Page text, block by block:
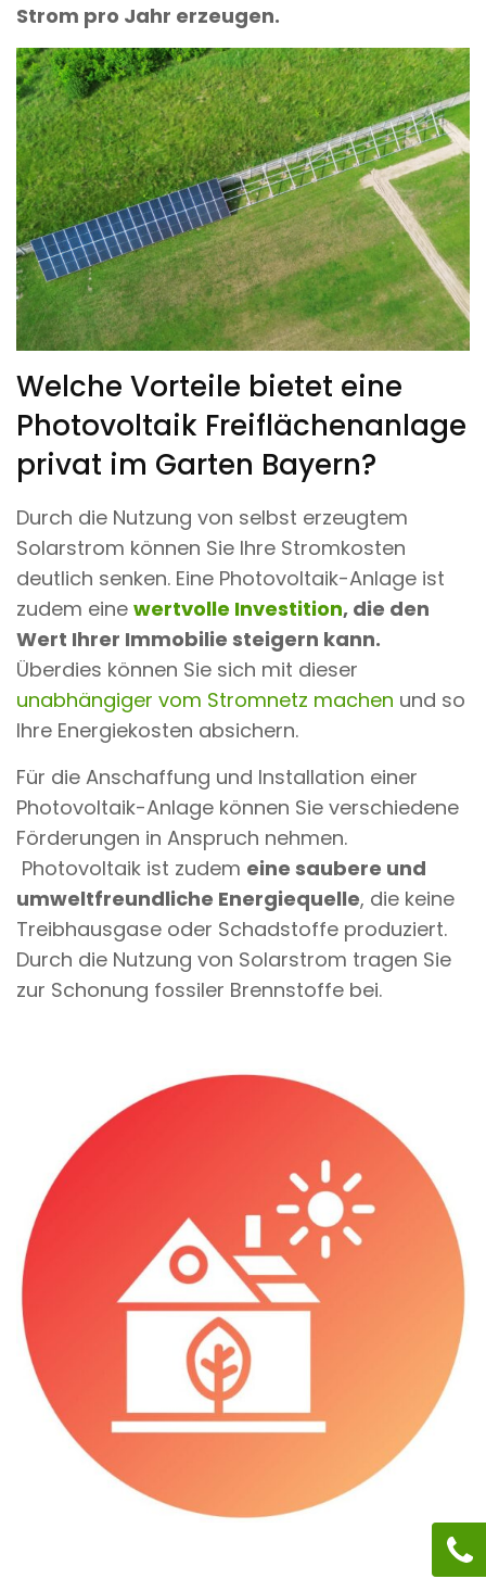
Strom pro Jahr erzeugen.
Welche Vorteile bietet eine
Photovoltaik Freiflächenanlage
privat im Garten Bayern?
Durch die Nutzung von selbst erzeugtem
Solarstrom können Sie Ihre Stromkosten
deutlich senken. Eine Photovoltaik-Anlage ist
zudem eine wertvolle Investition, die den
Wert Ihrer Immobilie steigern kann.
Überdies können Sie sich mit dieser
unabhängiger vom Stromnetz machen und so
Ihre Energiekosten absichern.
Für die Anschaffung und Installation einer
Photovoltaik-Anlage können Sie verschiedene
Förderungen in Anspruch nehmen.
Photovoltaik ist zudem eine saubere und
umweltfreundliche Energiequelle, die keine
Treibhausgase oder Schadstoffe produziert.
Durch die Nutzung von Solarstrom tragen Sie
zur Schonung fossiler Brennstoffe bei.